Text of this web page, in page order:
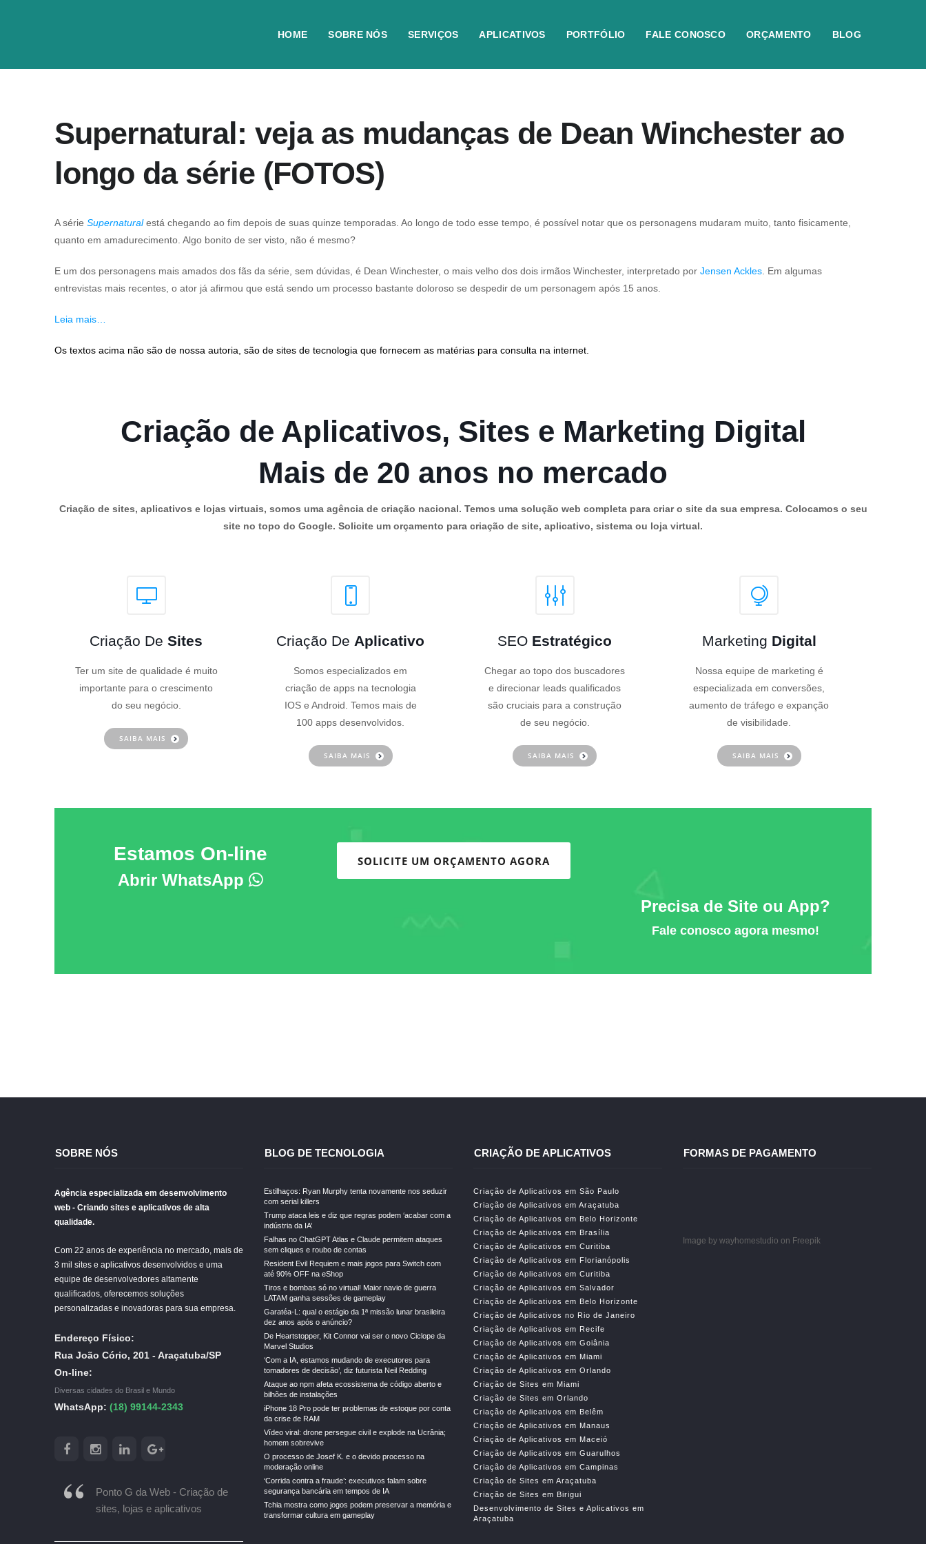
HOME SOBRE NÓS SERVIÇOS APLICATIVOS PORTFÓLIO FALE CONOSCO ORÇAMENTO BLOG
Supernatural: veja as mudanças de Dean Winchester ao
longo da série (FOTOS)
A série Supernaturalestá chegando ao fim depois de suas quinze temporadas. Ao longo de todo esse tempo, é possível notar que os personagens mudaram muito, tanto fisicamente,
quanto em amadurecimento. Algo bonito de ser visto, não é mesmo?
E um dos personagens mais amados dos fãs da série, sem dúvidas, é Dean Winchester, o mais velho dos dois irmãos Winchester, interpretado por Jensen Ackles . Em algumas
entrevistas mais recentes, o ator já afirmou que está sendo um processo bastante doloroso se despedir de um personagem após 15 anos.
Leia mais…
Os textos acima não são de nossa autoria, são de sites de tecnologia que fornecem as matérias para consulta na internet.
Criação de Aplicativos, Sites e Marketing Digital
Mais de 20 anos no mercado
Criação de sites, aplicativos e lojas virtuais, somos uma agência de criação nacional. Temos uma solução web completa para criar o site da sua empresa. Colocamos o seu
site no topo do Google. Solicite um orçamento para criação de site, aplicativo, sistema ou loja virtual.
Criação DeSites
Ter um site de qualidade é muito
importante para o crescimento
do seu negócio.
SAIBA MAIS
Criação De Aplicativo
Somos especializados em
criação de apps na tecnologia
IOS e Android. Temos mais de
100 apps desenvolvidos.
SAIBA MAIS
SEO Estratégico
Chegar ao topo dos buscadores
e direcionar leads qualificados
são cruciais para a construção
de seu negócio.
SAIBA MAIS
Marketing Digital
Nossa equipe de marketing é
especializada em conversões,
aumento de tráfego e expanção
de visibilidade.
SAIBA MAIS
Estamos On-line
Abrir WhatsApp
SOLICITE UM ORÇAMENTO AGORA
Precisa de Site ou App?
Fale conosco agora mesmo!
SOBRE NÓS
Agência especializada em desenvolvimento
web - Criando sites e aplicativos de alta
qualidade.
Com 22 anos de experiência no mercado, mais de
3 mil sites e aplicativos desenvolvidos e uma
equipe de desenvolvedores altamente
qualificados, oferecemos soluções
personalizadas e inovadoras para sua empresa.
Endereço Físico:
Rua João Cório, 201 - Araçatuba/SP
On-line:
Diversas cidades do Brasil e Mundo
WhatsApp: (18) 99144-2343
Ponto G da Web - Criação de
sites, lojas e aplicativos
BLOG DE TECNOLOGIA
Estilhaços: Ryan Murphy tenta novamente nos seduzir
com serial killers
Trump ataca leis e diz que regras podem ‘acabar com a
indústria da IA’
Falhas no ChatGPT Atlas e Claude permitem ataques
sem cliques e roubo de contas
Resident Evil Requiem e mais jogos para Switch com
até 90% OFF na eShop
Tiros e bombas só no virtual! Maior navio de guerra
LATAM ganha sessões de gameplay
Garatéa-L: qual o estágio da 1ª missão lunar brasileira
dez anos após o anúncio?
De Heartstopper, Kit Connor vai ser o novo Ciclope da
Marvel Studios
‘Com a IA, estamos mudando de executores para
tomadores de decisão’, diz futurista Neil Redding
Ataque ao npm afeta ecossistema de código aberto e
bilhões de instalações
iPhone 18 Pro pode ter problemas de estoque por conta
da crise de RAM
Vídeo viral: drone persegue civil e explode na Ucrânia;
homem sobrevive
O processo de Josef K. e o devido processo na
moderação online
‘Corrida contra a fraude’: executivos falam sobre
segurança bancária em tempos de IA
Tchia mostra como jogos podem preservar a memória e
transformar cultura em gameplay
CRIAÇÃO DE APLICATIVOS
Criação de Aplicativos em São Paulo
Criação de Aplicativos em Araçatuba
Criação de Aplicativos em Belo Horizonte
Criação de Aplicativos em Brasília
Criação de Aplicativos em Curitiba
Criação de Aplicativos em Florianópolis
Criação de Aplicativos em Curitiba
Criação de Aplicativos em Salvador
Criação de Aplicativos em Belo Horizonte
Criação de Aplicativos no Rio de Janeiro
Criação de Aplicativos em Recife
Criação de Aplicativos em Goiânia
Criação de Aplicativos em Miami
Criação de Aplicativos em Orlando
Criação de Sites em Miami
Criação de Sites em Orlando
Criação de Aplicativos em Belêm
Criação de Aplicativos em Manaus
Criação de Aplicativos em Maceió
Criação de Aplicativos em Guarulhos
Criação de Aplicativos em Campinas
Criação de Sites em Araçatuba
Criação de Sites em Birigui
Desenvolvimento de Sites e Aplicativos em
Araçatuba
FORMAS DE PAGAMENTO
Image by wayhomestudio on Freepik